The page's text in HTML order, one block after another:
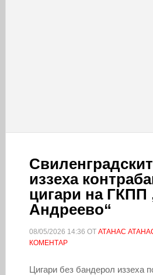
иззеха
цигари на ГКПП
Андреево“
08/05/2026 14:36 ОТ АТАНАС
КОМЕНТАР
Цигари без бандерол иззеха